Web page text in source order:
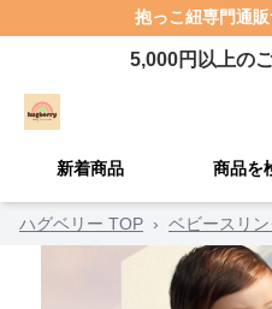
抱っこ紐専門通販
5,000円以上の
新着商品 商品を
ハグベリー TOP › ベビースリ